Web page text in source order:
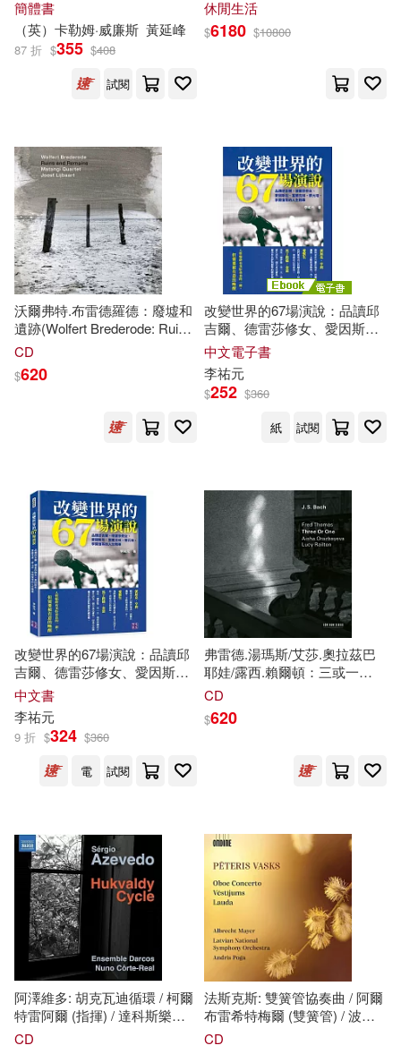
簡體書
（英）卡勒姆·威廉斯 黃延峰
87 折 $355 $408
試閱
休閒生活
$6180 $10800
沃爾弗特.布雷德羅德：廢墟和
遺跡(Wolfert Brederode: Ruins
and Remains)
CD
$620
改變世界的67場演說：品讀邱
吉爾、德雷莎修女、愛因斯
坦、富蘭克林、蔡元培、李開
復等的人生精華 (電子書)
中文電子書
李祐元
$252 $360
紙
試閱
改變世界的67場演說：品讀邱
吉爾、德雷莎修女、愛因斯
坦、富蘭克林、蔡元培、李開
復等的人生精華
中文書
李祐元
9 折 $324 $360
電
試閱
弗雷德.湯瑪斯/艾莎.奧拉茲巴
耶娃/露西.賴爾頓：三或一
(Fred Thomas, Aisha
Three Or One)
CD
$620
阿澤維多: 胡克瓦迪循環 / 柯爾
特雷阿爾 (指揮) / 達科斯樂團
(Azevedo: Hukvaldy Cycle /
CD
法斯克斯: 雙簧管協奏曲 / 阿爾
布雷希特梅爾 (雙簧管) / 波加
(指揮) / 拉脫維亞國家交響樂團
CD